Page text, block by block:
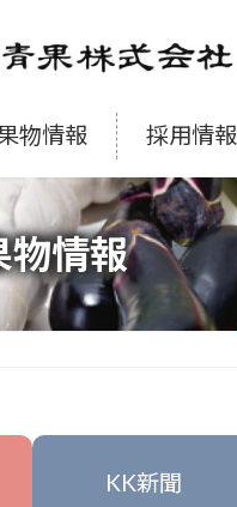
物情報 採用情報
物情報
KK新聞